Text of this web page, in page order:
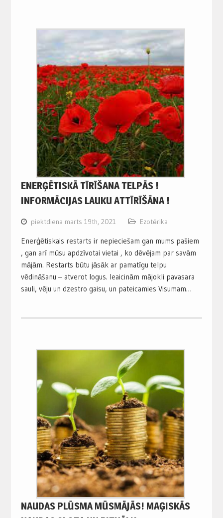
ENERĢĒTISKĀ TĪRĪŠANA TELPĀS !
INFORMĀCIJAS LAUKU ATTĪRĪŠĀNA !
piektdiena marts 19th, 2021 Ezotērika
Enerģētiskais restarts ir nepieciešam gan mums pašiem
, gan arī mūsu apdzīvotai vietai , ko dēvējam par savām
mājām. Restarts būtu jāsāk ar pamatīgu telpu
vēdināšanu – atverot logus. Ieaicinām mājokli pavasara
sauli, vēju un dzestro gaisu, un pateicamies Visumam…
NAUDAS PLŪSMA MŪSMĀJĀS! MAĢISKĀS